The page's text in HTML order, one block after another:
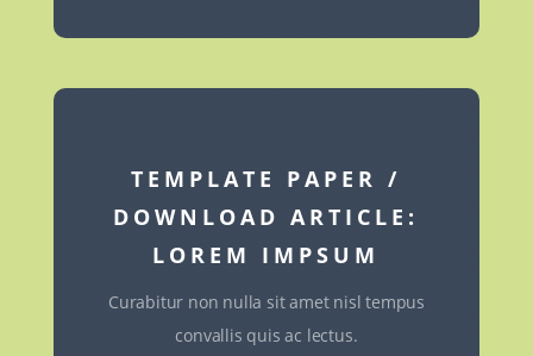
TEMPLATE PAPER /
DOWNLOAD ARTICLE:
LOREM IMPSUM
Curabitur non nulla sit amet nisl tempus
convallis quis ac lectus.